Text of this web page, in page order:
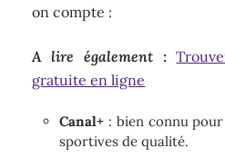
on compte :
A lire également :
gratuite en ligne
Canal+ : bien connu
sportives de qualité.